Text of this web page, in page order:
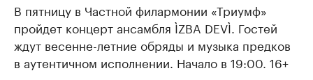
В пятницу в Частной филармонии «Триумф»
пройдет концерт ансамбля ÌZBA DEVÌ. Гостей
ждут весенне-летние обряды и музыка предков
в аутентичном исполнении. Начало в 19:00. 16+